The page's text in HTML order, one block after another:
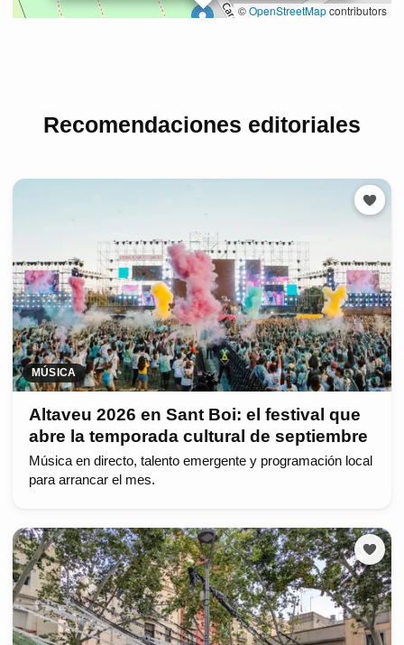
Recomendaciones editoriales
MÚSICA
Altaveu 2026 en Sant Boi: el festival que
abre la temporada cultural de septiembre
Música en directo, talento emergente y programación local
para arrancar el mes.